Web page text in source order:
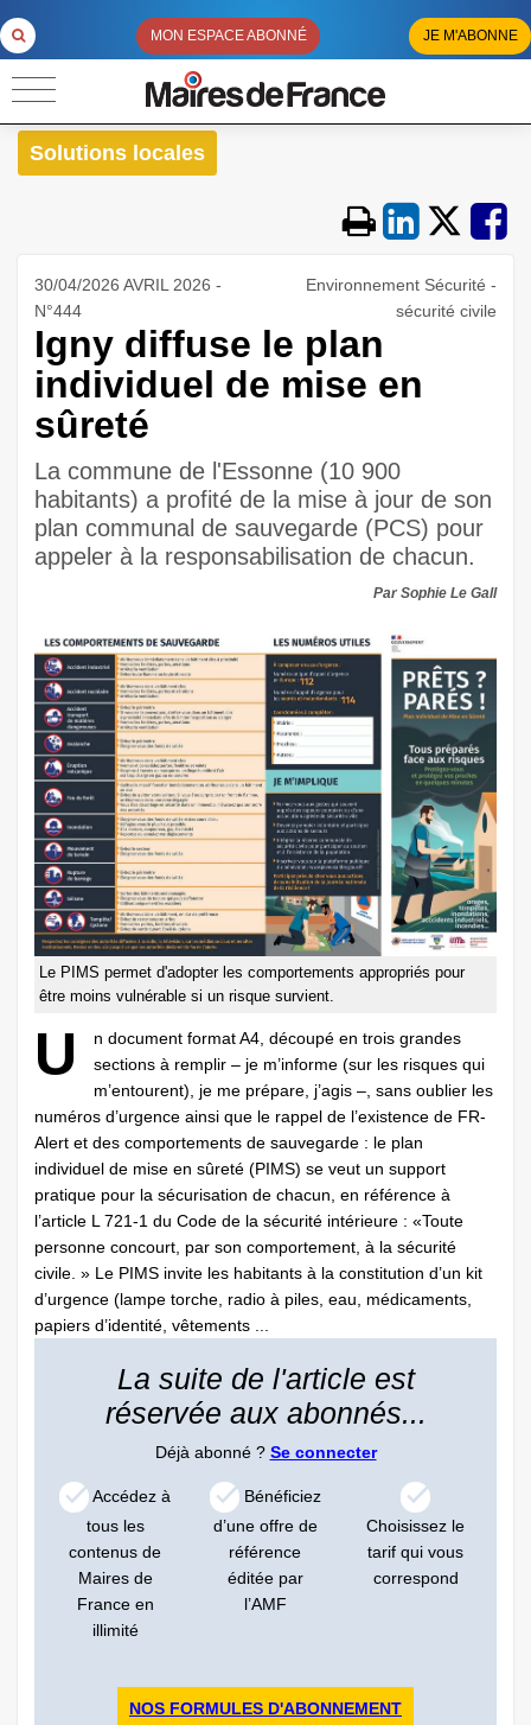
MON ESPACE ABONNÉ JE M'ABONNE
Solutions locales
30/04/2026 AVRIL 2026 -
N°444
Environnement Sécurité -
sécurité civile
Igny diffuse le plan
individuel de mise en
sûreté
La commune de l'Essonne (10 900
habitants) a profité de la mise à jour de son
plan communal de sauvegarde (PCS) pour
appeler à la responsabilisation de chacun.
Par Sophie Le Gall
Le PIMS permet d'adopter les comportements appropriés pour
être moins vulnérable si un risque survient.
U
n document format A4, découpé en trois grandes
sections à remplir – je m’informe (sur les risques qui
m’entourent), je me prépare, j’agis –, sans oublier les
numéros d’urgence ainsi que le rappel de l’existence de FR-
Alert et des comportements de sauvegarde : le plan
individuel de mise en sûreté (PIMS) se veut un support
pratique pour la sécurisation de chacun, en référence à
l’article L 721-1 du Code de la sécurité intérieure : «Toute
personne concourt, par son comportement, à la sécurité
civile. » Le PIMS invite les habitants à la constitution d’un kit
d’urgence (lampe torche, radio à piles, eau, médicaments,
papiers d’identité, vêtements ...
La suite de l'article est
réservée aux abonnés...
Déjà abonné ? Se connecter
Accédez à
tous les
contenus de
Maires de
France en
illimité
Bénéficiez
d’une offre de
référence
éditée par
l’AMF
Choisissez le
tarif qui vous
correspond
NOS FORMULES D'ABONNEMENT